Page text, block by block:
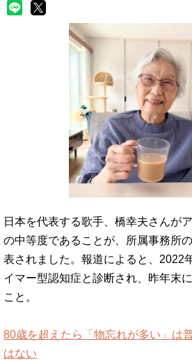
日本を代表する歌手、橋幸夫さんが
の中等度であることが、所属事務所
表されました。報道によると、2022
イマー型認知症と診断され、昨年末
こと。
80歳を超えたら「物忘れが多い」は
はない